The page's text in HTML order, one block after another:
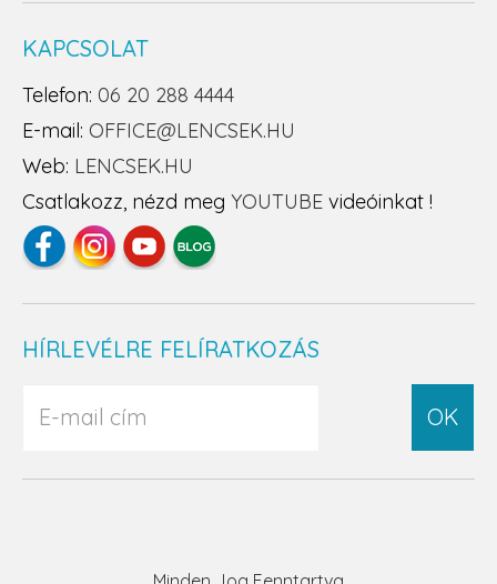
KAPCSOLAT
Telefon: 06 20 288 4444
E-mail: OFFICE@LENCSEK.HU
Web: LENCSEK.HU
Csatlakozz, nézd meg YOUTUBE videóinkat !
HÍRLEVÉLRE FELÍRATKOZÁS
OK